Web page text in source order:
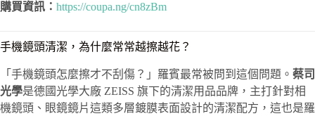
購買資訊： https://coupa.ng/cn8zBm
手機鏡頭清潔，為什麼常常越擦越花？
「手機鏡頭怎麼擦才不刮傷？」羅賓最常被問到這個問題。 蔡司
光學是德國光學大廠 ZEISS 旗下的清潔用品品牌，主打針對相
機鏡頭、眼鏡鏡片這類多層鍍膜表面設計的清潔配方，這也是羅